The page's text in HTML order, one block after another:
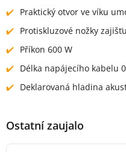
Praktický otvor ve víku
Protiskluzové nožky
Příkon 600 W
Délka napájecího kabelu
Deklarovaná hladina
Ostatní zaujalo